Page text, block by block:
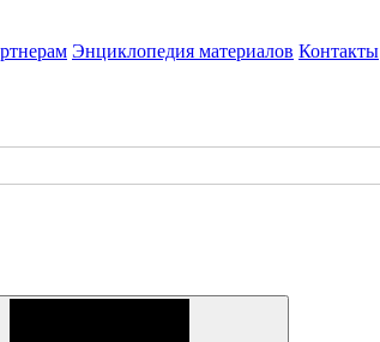
Энциклопедия материалов Контакты